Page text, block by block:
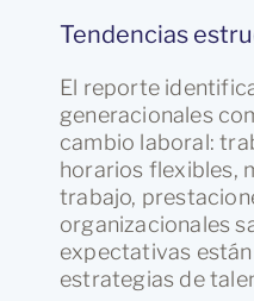
Tendencias
El reporte
generacionales
cambio laboral:
horarios flexibles,
trabajo,
organizacionales
expectativas
estrategias de